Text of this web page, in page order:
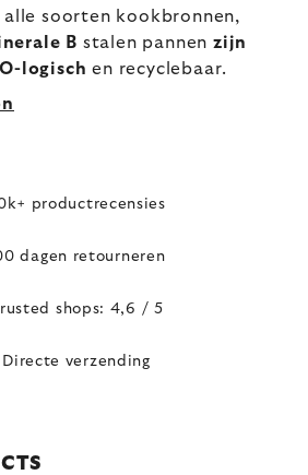
soorten kookbronnen,
B stalen pannenzijn
logisch en recyclebaar.
productrecensies
dagen retourneren
shops: 4,6 / 5
Directe verzending